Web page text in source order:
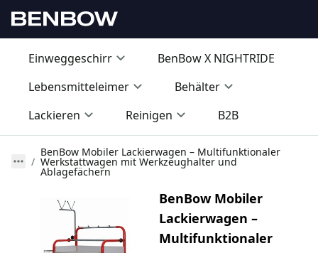
Einweggeschirr
BenBow X NIGHTRIDE
Lebensmitteleimer
Behälter
Lackieren
Reinigen B2B
BenBow Mobiler Lackierwagen – Multifunktionaler
Werkstattwagen mit Werkzeughalter und
Ablagefächern
BenBow Mobiler
Lackierwagen –
Multifunktionaler